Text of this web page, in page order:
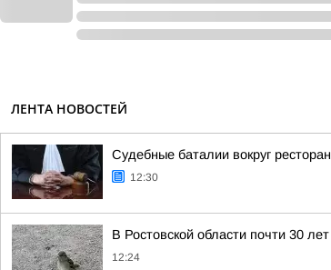
ЛЕНТА НОВОСТЕЙ
Судебные баталии вокруг
12:30
В Ростовской области почти 30
12:24